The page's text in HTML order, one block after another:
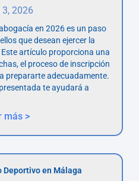
2026
en 2026 es un paso
que desean ejercer la
artículo proporciona una
el proceso de inscripción
prepararte adecuadamente.
te ayudará a
más >
Deportivo en Málaga